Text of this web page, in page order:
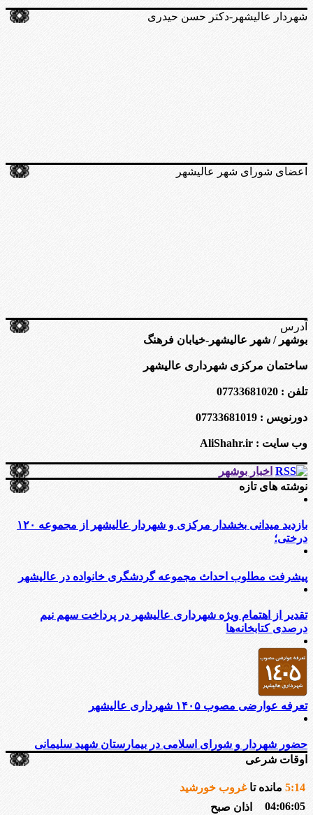
شهردار عالیشهر-دکتر حسن حیدری
اعضای شورای شهر عالیشهر
آدرس
بوشهر / شهر عالیشهر-خیابان فرهنگ
ساختمان مرکزی شهرداری عالیشهر
تلفن : 07733681020
دورنویس : 07733681019
وب سایت : AliShahr.ir
اخبار بوشهر
نوشته های تازه
بازدید میدانی بخشدار مرکزی و شهردار عالیشهر از مجموعه ۱۲۰
درختی؛
پیشرفت مطلوب احداث مجموعه گردشگری خانواده در عالیشهر
تقدیر از اهتمام ویژه شهرداری عالیشهر در پرداخت سهم نیم
درصدی کتابخانه‌ها
تعرفه عوارضی مصوب ۱۴۰۵ شهرداری عالیشهر
حضور شهردار و شورای اسلامی در بیمارستان شهید سلیمانی
اوقات شرعی
5:14 مانده تاغروب خورشید
04:06:05
اذان صبح